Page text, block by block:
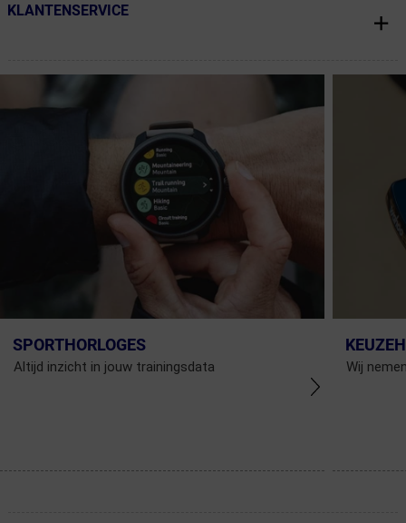
← Terug naar productnavigatie
KLANTENSERVICE
SPORTHORLOGES
Altijd inzicht in jouw trainingsdata Wij